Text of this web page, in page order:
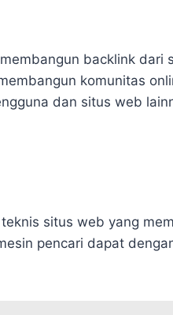
backlink dari
komunitas
dan situs web
situs web yang
pencari dapat